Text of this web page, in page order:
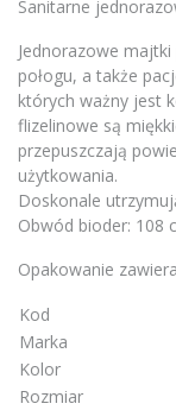
Sanitarne
Jednorazowe
połogu, a także
których ważny jest
flizelinowe są
przepuszczają
użytkowania.
Doskonale
Obwód bioder: 108
Opakowanie
Kod
Marka
Kolor
Rozmiar